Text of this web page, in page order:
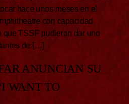
hace unos meses en el
con capacidad
que TSSF pudieron dar uno
de […]
ANUNCIAN SU
WANT TO